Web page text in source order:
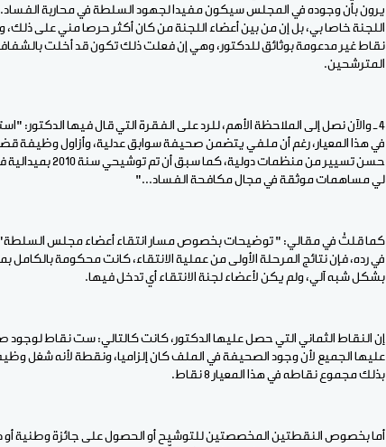
يرون بأن وجوده في المجلس سيكون مفيدا لجهود السلطة في محاربة
اللجنة خاصا بي، بل إن من بين أعضاء اللجنة من كان أكثر حرصا مني على
نقاط غير مدعومة بوثائق للدكتور، وهي إن فعلت ذلك تكون قد أخلت
المترشحين.
في هذا المعيار، رغم أن ملفي يتضمن صحيفة سوابق عدلية، وأزاول وظيفة
حسن تسيير من
لي مساهمات موثقة في مجال مكافحة الفساد..."
في رده، فإن نتائج المرحلة الأولى من عملية الانتقاء، كانت محكومة
بشكل شبه آلي، ولم يكن لأعضاء لجنة الانتقاء أي تدخل فيها.
إن النقاط الثماني التي حصل عليها الدكتور، كانت كالتالي: ست نقاط
عليها الجميع لأن وجود الصحيفة في الملف كان إلزاميا، ونقطة لأنه شغل
بذلك مجموع نقاطه في هذا المعيار 8 نقاط.
أما بخصوص النقطتين المخصصتين للتوشيح أو الحصول على جائزة وطنية أو